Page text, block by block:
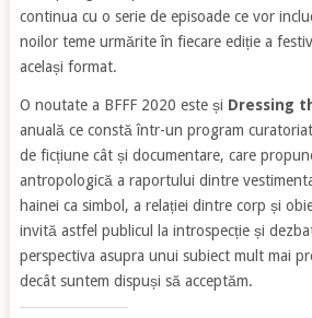
continua cu o serie de episoade ce vor
noilor teme urmărite în fiecare ediție a
același format.
O noutate a BFFF 2020 este și Dressing
anuală ce constă într-un program
de ficțiune cât și documentare, care
antropologică a raportului dintre
hainei ca simbol, a relației dintre corp și
invită astfel publicul la introspecție și
perspectiva asupra unui subiect mult mai
decât suntem dispuși să acceptăm.